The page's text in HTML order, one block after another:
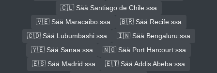
🇨🇱 Sää Santiago de Chile:ssa
🇻🇪 Sää Maracaibo:ssa
🇧🇷 Sää Recife:ssa
🇨🇩 Sää Lubumbashi:ssa
🇮🇳 Sää Bengaluru:ssa
🇾🇪 Sää Sanaa:ssa
🇳🇬 Sää Port Harcourt:ssa
🇪🇸 Sää Madrid:ssa
🇪🇹 Sää Addis Abeba:ssa